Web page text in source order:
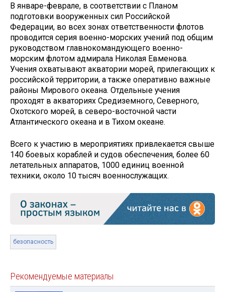
В январе-феврале, в соответствии с Планом
подготовки вооруженных сил Российской
Федерации, во всех зонах ответственности флотов
проводится серия военно-морских учений под общим
руководством главнокомандующего военно-
морским флотом адмирала Николая Евменова.
Учения охватывают акватории морей, прилегающих к
российской территории, а также оперативно важные
районы Мирового океана. Отдельные учения
проходят в акваториях Средиземного, Северного,
Охотского морей, в северо-восточной части
Атлантического океана и в Тихом океане.
Всего к участию в мероприятиях привлекается свыше
140 боевых кораблей и судов обеспечения, более 60
летательных аппаратов, 1000 единиц военной
техники, около 10 тысяч военнослужащих.
безопасность
Рекомендуемые материалы